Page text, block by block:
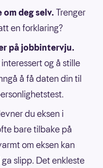
deg selv.Trenger
en forklaring?
på jobbintervju.
og å stille
å få daten din til
du eksen i
bare tilbake på
om eksen kan
slipp. Det enkleste